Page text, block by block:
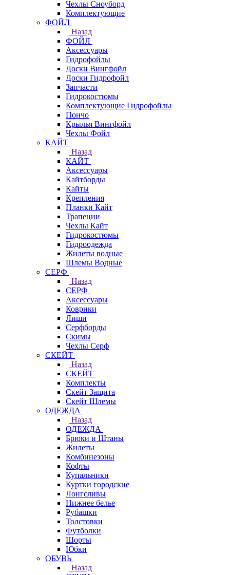
Чехлы Сноуборд
Комплектующие
ФОЙЛ
Назад
ФОЙЛ
Аксессуары
Гидрофойлы
Доски Вингфойл
Доски Гидрофойл
Запчасти
Гидрокостюмы
Комплектующие Гидрофойлы
Пончо
Крылья Вингфойл
Чехлы Фойл
КАЙТ
Назад
КАЙТ
Аксессуары
Кайтборды
Кайты
Крепления
Планки Кайт
Трапеции
Чехлы Кайт
Гидрокостюмы
Гидроодежда
Жилеты водные
Шлемы Водные
СЕРФ
Назад
СЕРФ
Аксессуары
Коврики
Лиши
Серфборды
Скимы
Чехлы Cерф
СКЕЙТ
Назад
СКЕЙТ
Комплекты
Скейт Защита
Скейт Шлемы
ОДЕЖДА
Назад
ОДЕЖДА
Брюки и Штаны
Жилеты
Комбинезоны
Кофты
Купальники
Куртки городские
Лонгсливы
Нижнее белье
Рубашки
Толстовки
Футболки
Шорты
Юбки
ОБУВЬ
Назад